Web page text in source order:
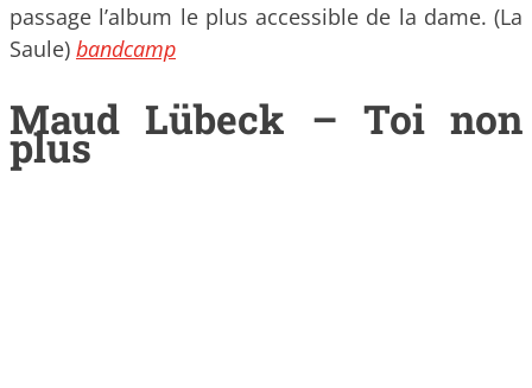
passage l’album le plus accessible de la dame. (La
Saule) bandcamp
Maud Lübeck – Toi non
plus